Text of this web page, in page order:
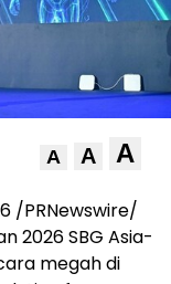
A A A
/PRNewswire/
2026 SBG Asia-
megah di